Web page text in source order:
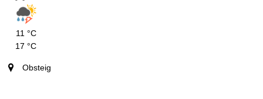
11 °C
17 °C
Obsteig